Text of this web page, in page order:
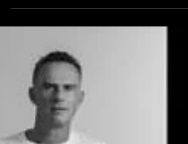
para Universae Murcia
Por fin se ha presentado públicamente nuestro proyecto
noticias de prensa....